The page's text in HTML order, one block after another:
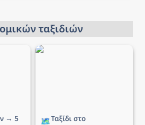
ταξιδιών
→ 5
Ταξίδι στο Βουκουρέστι
🗺️Ταξίδι στο